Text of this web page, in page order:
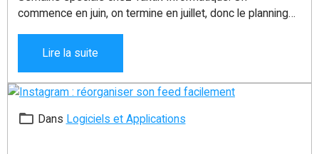
commence en juin, on termine en juillet, donc le planning
Lire la suite
Dans Logiciels et Applications